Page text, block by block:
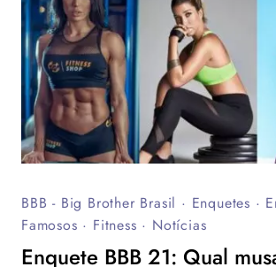
BBB - Big Brother Brasil · Enquetes ·
Famosos · Fitness · Notícias
Enquete BBB 21: Qual